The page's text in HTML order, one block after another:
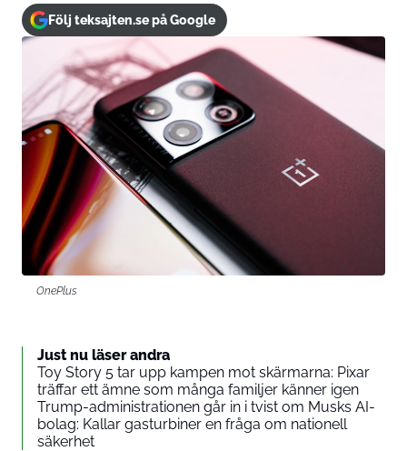
Följ teksajten.se på Google
OnePlus
Just nu läser andra
Toy Story 5 tar upp kampen mot skärmarna: Pixar
träffar ett ämne som många familjer känner igen
Trump-administrationen går in i tvist om Musks AI-
bolag: Kallar gasturbiner en fråga om nationell
säkerhet